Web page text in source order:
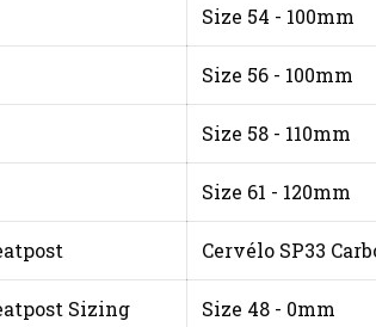
Size 54 - 100mm
Size 56 - 100mm
Size 58 - 110mm
Size 61 - 120mm
Cervélo SP33
Sizing Size 48 - 0mm